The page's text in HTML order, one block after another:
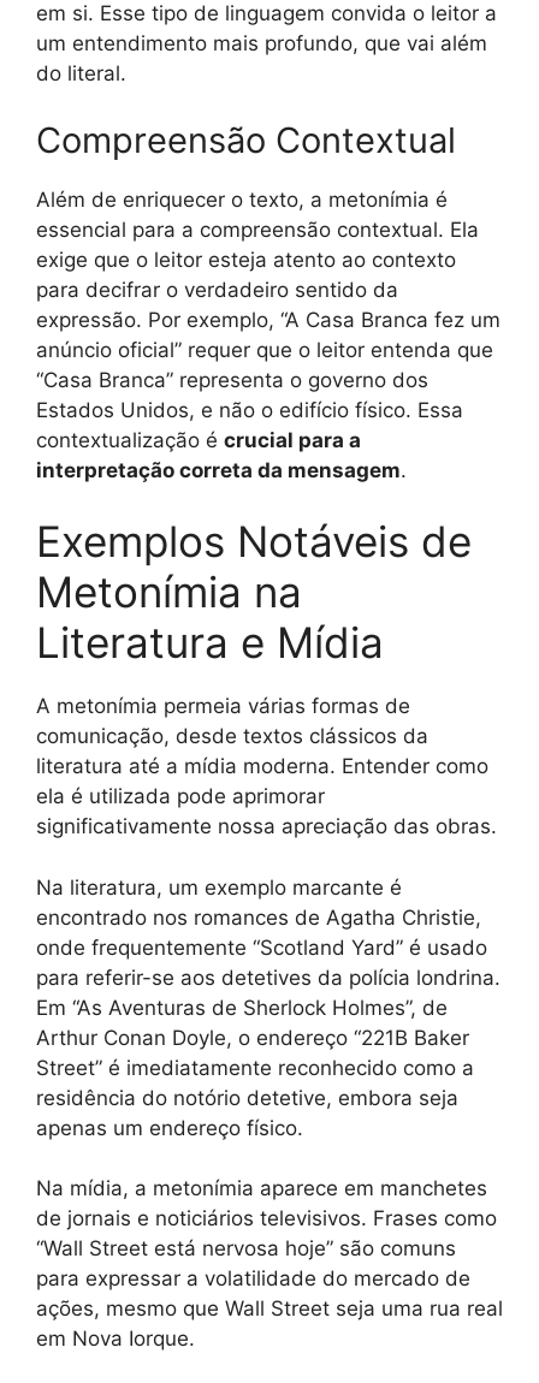
em si. Esse tipo de linguagem convida o leitor a
um entendimento mais profundo, que vai além
do literal.
Compreensão Contextual
Além de enriquecer o texto, a metonímia é
essencial para a compreensão contextual. Ela
exige que o leitor esteja atento ao contexto
para decifrar o verdadeiro sentido da
expressão. Por exemplo, “A Casa Branca fez um
anúncio oficial” requer que o leitor entenda que
“Casa Branca” representa o governo dos
Estados Unidos, e não o edifício físico. Essa
contextualização é crucial para a
interpretação correta da mensagem.
Exemplos Notáveis de
Metonímia na
Literatura e Mídia
A metonímia permeia várias formas de
comunicação, desde textos clássicos da
literatura até a mídia moderna. Entender como
ela é utilizada pode aprimorar
significativamente nossa apreciação das obras.
Na literatura, um exemplo marcante é
encontrado nos romances de Agatha Christie,
onde frequentemente “Scotland Yard” é usado
para referir-se aos detetives da polícia londrina.
Em “As Aventuras de Sherlock Holmes”, de
Arthur Conan Doyle, o endereço “221B Baker
Street” é imediatamente reconhecido como a
residência do notório detetive, embora seja
apenas um endereço físico.
Na mídia, a metonímia aparece em manchetes
de jornais e noticiários televisivos. Frases como
“Wall Street está nervosa hoje” são comuns
para expressar a volatilidade do mercado de
ações, mesmo que Wall Street seja uma rua real
em Nova Iorque.